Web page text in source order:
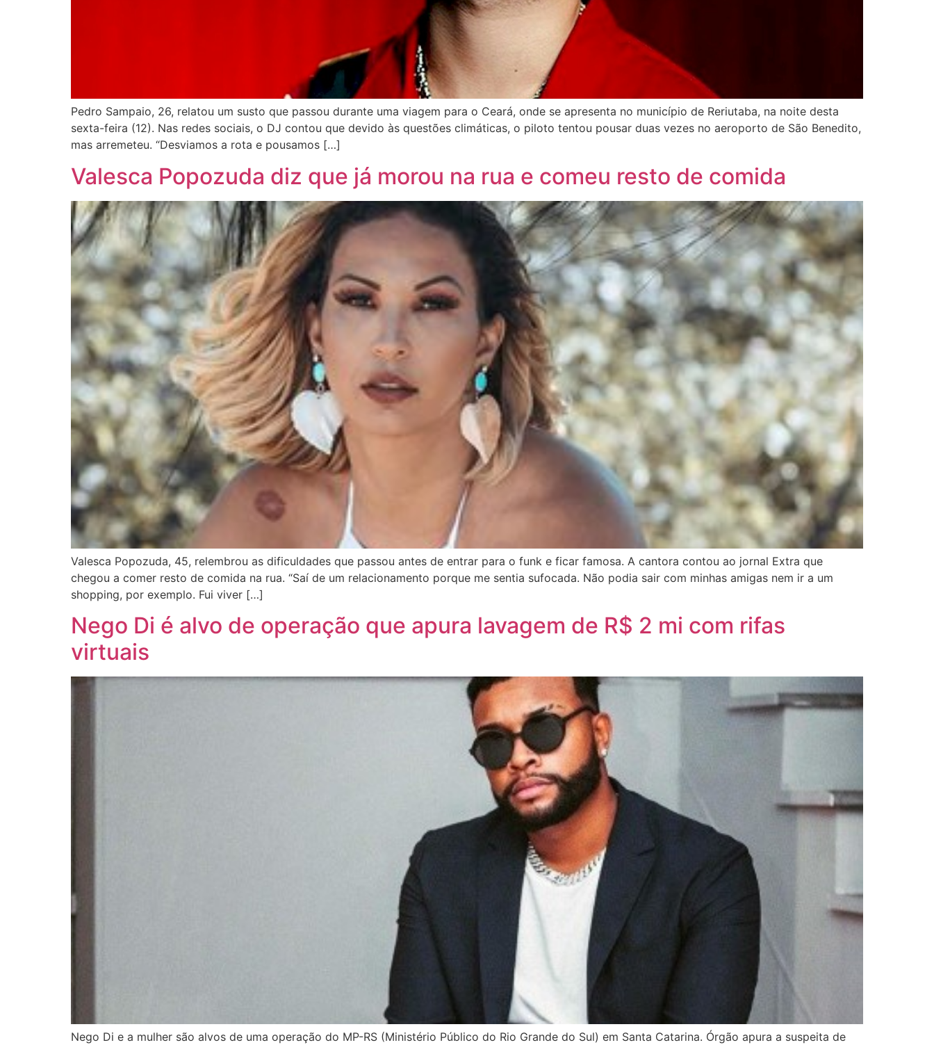
Pedro Sampaio, 26, relatou um susto que passou durante uma viagem para o Ceará, onde se apresenta no município de Reriutaba, na noite desta
sexta-feira (12). Nas redes sociais, o DJ contou que devido às questões climáticas, o piloto tentou pousar duas vezes no aeroporto de São Benedito,
mas arremeteu. “Desviamos a rota e pousamos […]
Valesca Popozuda diz que já morou na rua e comeu resto de comida
Valesca Popozuda, 45, relembrou as dificuldades que passou antes de entrar para o funk e ficar famosa. A cantora contou ao jornal Extra que
chegou a comer resto de comida na rua. “Saí de um relacionamento porque me sentia sufocada. Não podia sair com minhas amigas nem ir a um
shopping, por exemplo. Fui viver […]
Nego Di é alvo de operação que apura lavagem de R$ 2 mi com rifas
virtuais
Nego Di e a mulher são alvos de uma operação do MP-RS (Ministério Público do Rio Grande do Sul) em Santa Catarina. Órgão apura a suspeita de